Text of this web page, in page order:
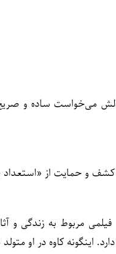
دلش می‌خواست ساده و
و حمایت از «استعداد
مربوط به زندگی و
اينگونه كاوه در او